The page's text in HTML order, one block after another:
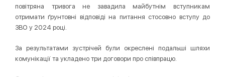
повітряна тривога не завадила майбутнім вступникам
отримати ґрунтовні відповіді на питання стосовно вступу до
ЗВО у 2024 році.
За результатами зустрічей були окреслені подальші шляхи
комунікації та укладено три договори про співпрацю.